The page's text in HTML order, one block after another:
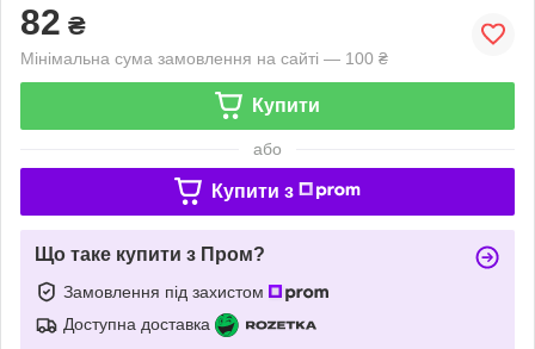
82 ₴
Мінімальна сума замовлення на сайті — 100 ₴
Купити
або
Купити з
Що таке купити з Пром?
Замовлення під захистом
Доступна доставка